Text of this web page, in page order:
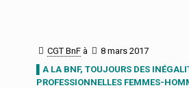
CGT BnF à
8 mars 2017
▌A LA BNF, TOUJOURS DES
PROFESSIONNELLES FEMMES-